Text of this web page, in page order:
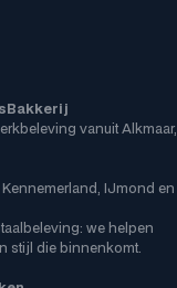
vanuit Alkmaar,
IJmond en
we helpen
stijl die binnenkomt.